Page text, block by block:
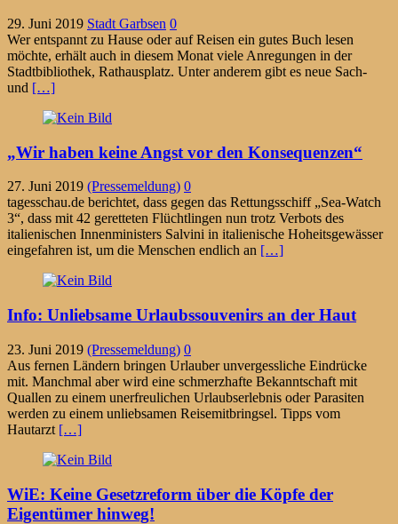
29. Juni 2019 Stadt Garbsen 0
Wer entspannt zu Hause oder auf Reisen ein gutes Buch lesen
möchte, erhält auch in diesem Monat viele Anregungen in der
Stadtbibliothek, Rathausplatz. Unter anderem gibt es neue Sach-
und […]
„Wir haben keine Angst vor den Konsequenzen“
27. Juni 2019 (Pressemeldung) 0
tagesschau.de berichtet, dass gegen das Rettungsschiff „Sea-Watch
3“, dass mit 42 geretteten Flüchtlingen nun trotz Verbots des
italienischen Innenministers Salvini in italienische Hoheitsgewässer
eingefahren ist, um die Menschen endlich an […]
Info: Unliebsame Urlaubssouvenirs an der Haut
23. Juni 2019 (Pressemeldung) 0
Aus fernen Ländern bringen Urlauber unvergessliche Eindrücke
mit. Manchmal aber wird eine schmerzhafte Bekanntschaft mit
Quallen zu einem unerfreulichen Urlaubserlebnis oder Parasiten
werden zu einem unliebsamen Reisemitbringsel. Tipps vom
Hautarzt […]
WiE: Keine Gesetzreform über die Köpfe der
Eigentümer hinweg!